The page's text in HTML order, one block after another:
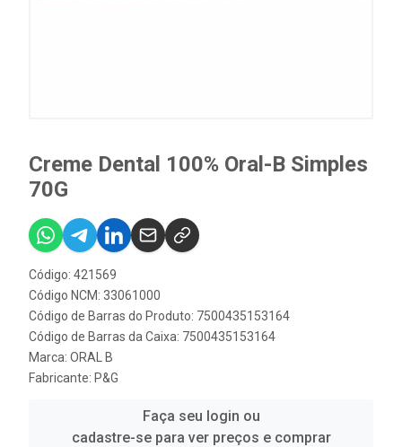
Creme Dental 100% Oral-B Simples
70G
Código: 421569
Código NCM: 33061000
Código de Barras do Produto: 7500435153164
Código de Barras da Caixa: 7500435153164
Marca: ORAL B
Fabricante: P&G
Faça seu login ou
cadastre-se para ver preços e comprar